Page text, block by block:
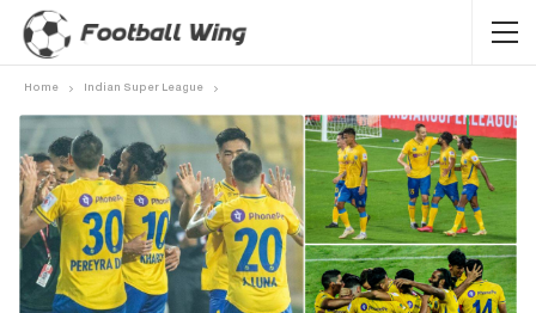
Home Indian Super League